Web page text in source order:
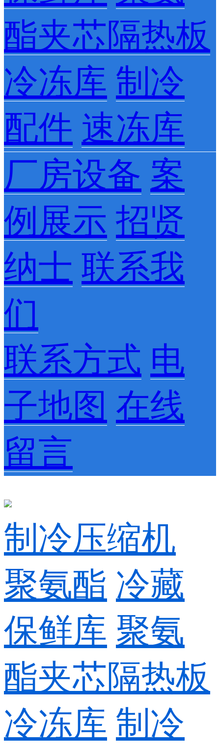
酯夹芯隔热板
冷冻库 制冷
配件 速冻库
厂房设备 案
例展示 招贤
纳士 联系我
们
联系方式 电
子地图 在线
留言
制冷压缩机
聚氨酯 冷藏
保鲜库 聚氨
酯夹芯隔热板
冷冻库 制冷